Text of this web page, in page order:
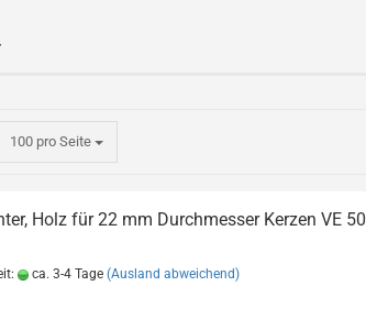
100 pro Seite
Holz für 22 mm Durchmesser Kerzen VE 50
ca. 3-4 Tage (Ausland abweichend)